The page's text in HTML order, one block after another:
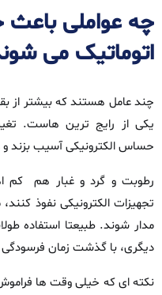
چه عواملی باعث
اتوماتیک می‌
چند عامل هستند که بیشتر از
یکی از رایج‌ ترین‌ هاست.
حساس الکترونیکی آسیب بزند و
رطوبت و گرد و غبار هم کم
تجهیزات الکترونیکی نفوذ
مدار شوند. طبیعتا استفاده‌
دیگری، با گذشت زمان فرسودگی
نکته‌ ای که خیلی وقت‌ ها